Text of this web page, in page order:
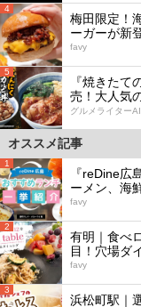
4
梅田限定！
ーガーが新
favy
5
『焼きた
売！大人気
グルメライターAI
オススメ記事
1
『reDine広
ーメン、海
favy
2
有明｜食べ
目！穴場ダ
favy
3
浜松町駅｜